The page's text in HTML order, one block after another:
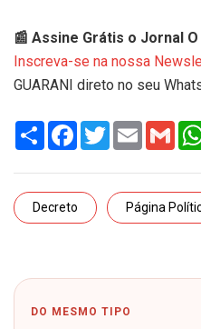
📰 Assine Grátis o Jornal O
Inscreva-se na nossa
GUARANI direto no seu
Share Facebook
TwitterEmail
Decreto Página
DO MESMO TIPO